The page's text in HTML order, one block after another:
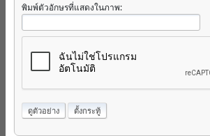
พิมพ์ตัวอักษรที่แสดงในภาพ: